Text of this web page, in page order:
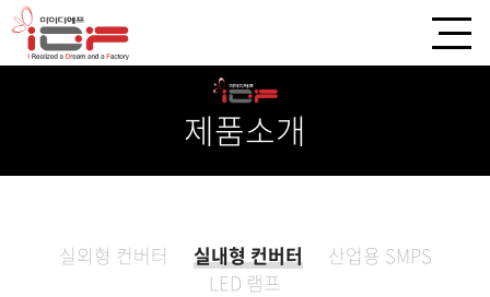
제품소개
실외형 컨버터 실내형 컨버터
산업용 SMPS
LED 램프